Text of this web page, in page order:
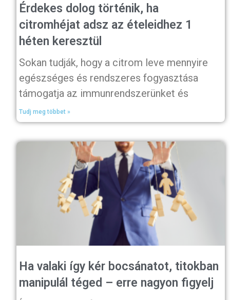
Érdekes dolog történik, ha
citromhéjat adsz az ételeidhez 1
héten keresztül
Sokan tudják, hogy a citrom leve mennyire
egészséges és rendszeres fogyasztása
támogatja az immunrendszerünket és
Tudj meg többet »
Ha valaki így kér bocsánatot, titokban
manipulál téged – erre nagyon figyelj